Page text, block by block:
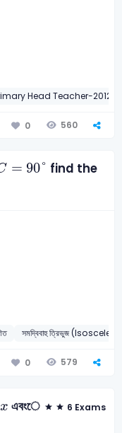
Head Teacher-2012
0 560
= 90°
=90° find the
সমদ্বিবাহু ত্রিভুজ
0 579
x এবংে 6 Exams